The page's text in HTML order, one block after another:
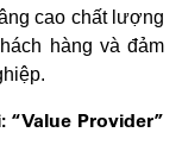
cao chất lượng
hàng và đảm
Provider”